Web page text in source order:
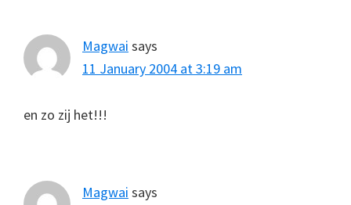
Magwai says
11 January 2004 at 3:19 am
en zo zij het!!!
Magwai says